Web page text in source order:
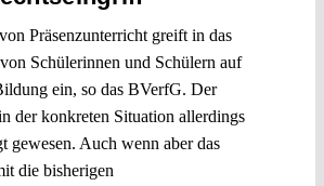
Präsenzunterricht greift in das
Schülerinnen und Schülern auf
ein, so das BVerfG. Der
der konkreten Situation allerdings
gewesen. Auch wenn aber das
die bisherigen